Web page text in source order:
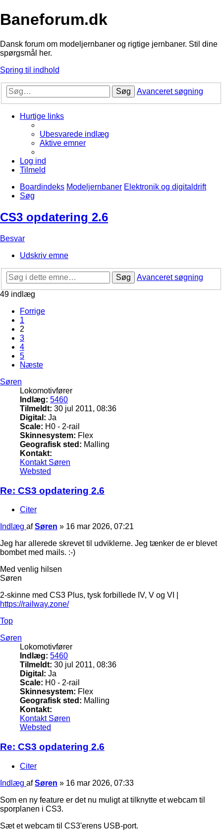
Baneforum.dk
Dansk forum om modeljernbaner og rigtige jernbaner. Stil dine
spørgsmål her.
Spring til indhold
Søg Avanceret søgning
Hurtige links
Ubesvarede indlæg
Aktive emner
Log ind
Tilmeld
Boardindeks Modeljernbaner Elektronik og digitaldrift
Søg
CS3 opdatering 2.6
Besvar
Udskriv emne
Søg
Avanceret søgning
49 indlæg
Forrige
1
2
3
4
5
Næste
Søren
Lokomotivfører
Indlæg: 5460
Tilmeldt: 30 jul 2011, 08:36
Digital: Ja
Scale: H0 - 2-rail
Skinnesystem: Flex
Geografisk sted: Malling
Kontakt:
Kontakt Søren
Websted
Re: CS3 opdatering 2.6
Citer
Indlæg afSøren » 16 mar 2026, 07:21
Jeg har allerede skrevet til udviklerne. Jeg tænker de er blevet
bombet med mails. :-)
Med venlig hilsen
Søren
2-skinne med CS3 Plus, tysk forbillede IV, V og VI |
https://railway.zone/
Top
Søren
Lokomotivfører
Indlæg: 5460
Tilmeldt: 30 jul 2011, 08:36
Digital: Ja
Scale: H0 - 2-rail
Skinnesystem: Flex
Geografisk sted: Malling
Kontakt:
Kontakt Søren
Websted
Re: CS3 opdatering 2.6
Citer
Indlæg afSøren » 16 mar 2026, 07:33
Som en ny feature er det nu muligt at tilknytte et webcam til
sporplanen i CS3.
Sæt et webcam til CS3'erens USB-port.